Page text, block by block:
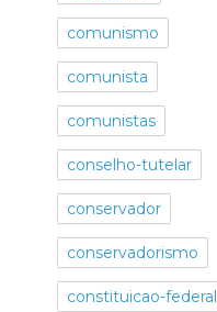
comunismo
comunista
comunistas
conselho-tutelar
conservador
conservadorismo
constituicao-federal